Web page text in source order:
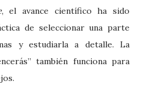
, el avance científico ha sido
de seleccionar una parte
y estudiarla a detalle. La
también funciona para